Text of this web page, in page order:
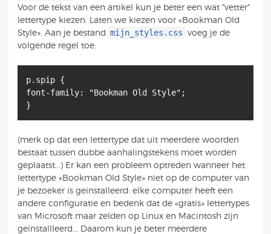
Voor de tekst van een artikel kun je beter een wat "vetter"
lettertype kiezen. Laten we kiezen voor «Bookman Old
Style». Aan je bestand
mijn_styles.css voeg je de
volgende regel toe:
p.spip {
font-family: "Bookman Old Style";
}
(merk op dat een lettertype dat uit meerdere woorden
bestaat tussen dubbe aanhalingstekens moet worden
geplaatst...) Er kan een probleem optreden wanneer het
lettertype «Bookman Old Style» niet op de computer van
je bezoeker is geïnstalleerd: elke computer heeft een
andere configuratie en bedenk dat de «gratis» lettertypes
van Microsoft maar zelden op Linux en Macintosh zijn
geïnstallleerd... Daarom kun je beter meerdere